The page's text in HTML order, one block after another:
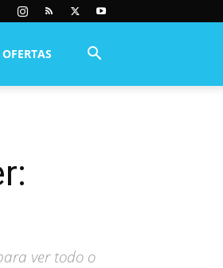
OFERTAS
ver todo o